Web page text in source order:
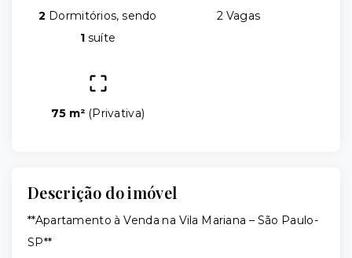
2 Dormitórios, sendo
1 suíte
2 Vagas
75 m² (Privativa)
Descrição do imóvel
**Apartamento à Venda na Vila Mariana – São Paulo-
SP**